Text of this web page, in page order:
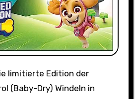
(Baby-Dry) Windeln in